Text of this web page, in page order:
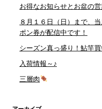
お得なお知らせとお盆の営
８月１６日（日）まで、
ポン券が配信中です！
シーズン真っ盛り！鮎竿買
入荷情報～♪
三層肉